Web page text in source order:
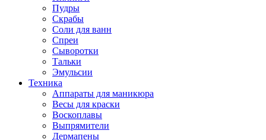
Пудры
Скрабы
Соли для ванн
Спреи
Сыворотки
Тальки
Эмульсии
Техника
Аппараты для маникюра
Весы для краски
Воскоплавы
Выпрямители
Дермапены